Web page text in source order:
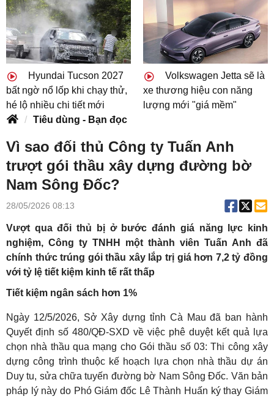
Hyundai Tucson 2027
bất ngờ nổ lốp khi chạy thử,
hé lộ nhiều chi tiết mới
Volkswagen Jetta sẽ là
xe thương hiệu con năng
lượng mới "giá mềm"
Tiêu dùng - Bạn đọc
Vì sao đối thủ Công ty Tuấn Anh
trượt gói thầu xây dựng đường bờ
Nam Sông Đốc?
28/05/2026 08:13
Vượt qua đối thủ bị ở bước đánh giá năng lực kinh
nghiệm, Công ty TNHH một thành viên Tuấn Anh đã
chính thức trúng gói thầu xây lắp trị giá hơn 7,2 tỷ đồng
với tỷ lệ tiết kiệm kinh tế rất thấp
Tiết kiệm ngân sách hơn 1%
Ngày 12/5/2026, Sở Xây dựng tỉnh Cà Mau đã ban hành
Quyết định số 480/QĐ-SXD về việc phê duyệt kết quả lựa
chọn nhà thầu qua mạng cho Gói thầu số 03: Thi công xây
dựng công trình thuộc kế hoạch lựa chọn nhà thầu dự án
Duy tu, sửa chữa tuyến đường bờ Nam Sông Đốc. Văn bản
pháp lý này do Phó Giám đốc Lê Thành Huấn ký thay Giám